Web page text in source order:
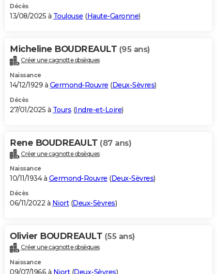
Décès
13/08/2025 à Toulouse (Haute-Garonne)
Micheline BOUDREAULT (95 ans)
Créer une cagnotte obsèques
Naissance
14/12/1929 à Germond-Rouvre (Deux-Sèvres)
Décès
27/01/2025 à Tours (Indre-et-Loire)
Rene BOUDREAULT (87 ans)
Créer une cagnotte obsèques
Naissance
10/11/1934 à Germond-Rouvre (Deux-Sèvres)
Décès
06/11/2022 à Niort(Deux-Sèvres)
Olivier BOUDREAULT (55 ans)
Créer une cagnotte obsèques
Naissance
09/07/1966 à Niort(Deux-Sèvres)